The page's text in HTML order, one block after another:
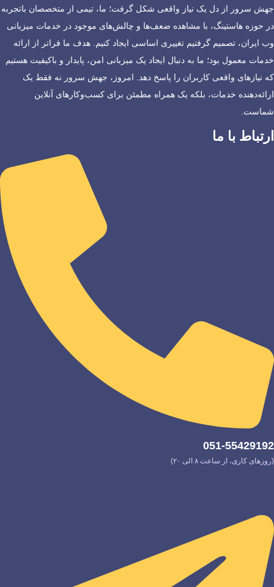
جهش سرور از دل یک نیاز واقعی شکل گرفت؛ ما، تیمی از متخصصان باتجربه
در حوزه هاستینگ، با مشاهده ضعف‌ها و چالش‌های موجود در خدمات میزبانی
وب ایران، تصمیم گرفتیم تغییری اساسی ایجاد کنیم. هدف ما فراتر از ارائه
خدمات معمول بود؛ ما به دنبال ایجاد یک میزبانی امن، پایدار و باکیفیت هستیم
که نیازهای واقعی کاربران را پاسخ دهد. امروز، جهش سرور نه فقط یک
ارائه‌دهنده خدمات، بلکه یک همراه مطمئن برای کسب‌وکارهای آنلاین
شماست.
ارتباط با ما
051-55429192
(روزهای کاری، از ساعت ۸ الی ۲۰)